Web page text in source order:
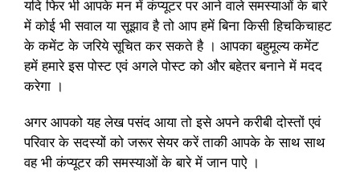
यदि फिर भी आपके मन में कंप्यूटर पर आने वाले समस्याओं के बारे
में कोई भी सवाल या सूझाव है तो आप हमें बिना किसी हिचकिचाहट
के कमेंट के जरिये सूचित कर सकते है । आपका बहुमूल्य कमेंट
हमें हमारे इस पोस्ट एवं अगले पोस्ट को और बहेतर बनाने में मदद
करेगा ।
अगर आपको यह लेख पसंद आया तो इसे अपने करीबी दोस्तों एवं
परिवार के सदस्यों को जरूर सेयर करें ताकी आपके के साथ साथ
वह भी कंप्यूटर की समस्याओं के बारे में जान पाऐ ।